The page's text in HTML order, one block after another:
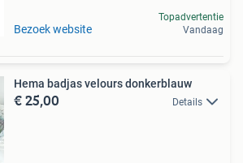
Bezoek website
Topadvertentie
Vandaag
Hema badjas velours donkerblauw
€ 25,00 Details